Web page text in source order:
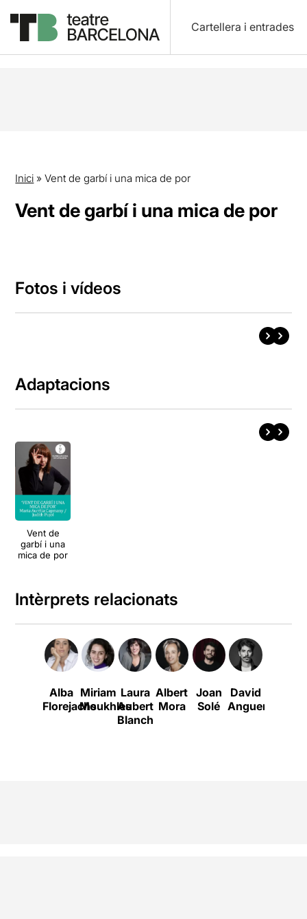
Cartellera i entrades
Inici »Vent de garbí i una mica de por
Vent de garbí i una mica de por
Fotos i vídeos
Adaptacions
Vent de
garbí i una
mica de por
Intèrprets relacionats
Alba
Florejachs
Miriam
Moukhles
Laura
Aubert
Blanch
Albert
Mora
Joan
Solé
David
Anguera